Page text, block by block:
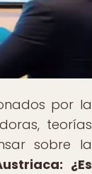
por la
teorías
sobre la
¿Es